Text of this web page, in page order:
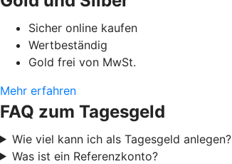
Sicher online kaufen
Wertbeständig
Gold frei von MwSt.
Mehr erfahren
FAQ zum Tagesgeld
Wie viel kann ich als Tagesgeld anlegen?
Was ist ein Referenzkonto?